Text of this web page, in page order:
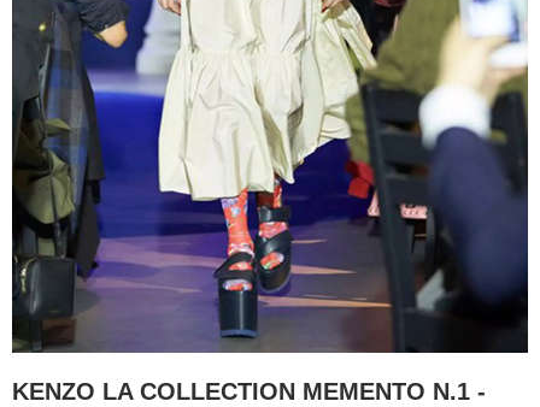
KENZO LA COLLECTION MEMENTO N.1 -